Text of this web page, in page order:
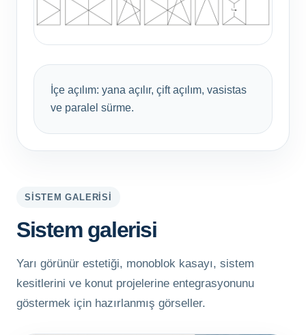
İçe açılım: yana açılır, çift açılım, vasistas
ve paralel sürme.
SISTEM GALERISI
Sistem galerisi
Yarı görünür estetiği, monoblok kasayı, sistem
kesitlerini ve konut projelerine entegrasyonunu
göstermek için hazırlanmış görseller.